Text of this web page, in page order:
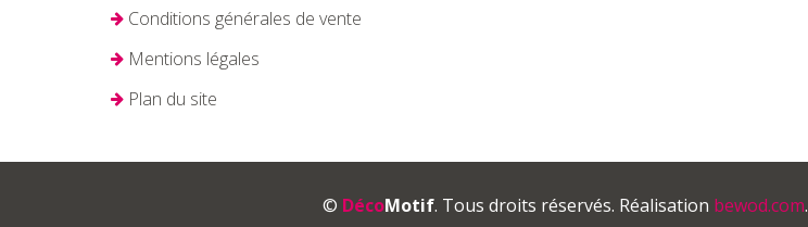
Conditions générales de vente
Mentions légales
Plan du site
© DécoMotif. Tous droits réservés. Réalisation bewod.com.